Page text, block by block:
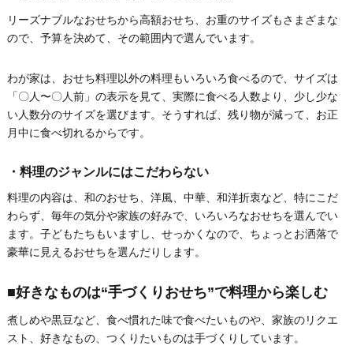
リーズナブルなおせちから高額おせち、お重のサイズもさまざまな
ので、予算を決めて、その範囲内で選んでいます。
わが家は、おせち料理以外の料理もいろいろ食べるので、サイズは
「〇人〜〇人前」の表示を見て、実際に食べる人数より、少し少な
い人数分のサイズを選びます。そうすれば、残り物が減って、お正
月中に食べ切れるからです。
・料理のジャンルにはこだわらない
料理の内容は、和のおせち、洋風、中華、和洋折衷など、特にこだ
わらず、毎年の気分や家族の好みで、いろいろなおせちを選んでい
ます。子どもたちもいますし、せっかくなので、ちょっとお洒落で
豪華に見えるおせちを選んだりします。
■好きなものは“手づくりおせち”で料理から楽しむ
煮しめや黒豆など、食べ慣れた味で食べたいものや、家族のリクエ
スト、好きなもの、つくりたいものは手づくりしています。